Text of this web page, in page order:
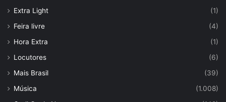
Extra Light
(1)
Feira livre
(4)
Hora Extra
(1)
Locutores
(6)
Mais Brasil
(39)
Música
(1.008)